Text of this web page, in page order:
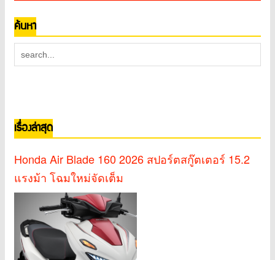
ค้นหา
เรื่องล่าสุด
Honda Air Blade 160 2026 สปอร์ตสกู๊ตเตอร์ 15.2
แรงม้า โฉมใหม่จัดเต็ม